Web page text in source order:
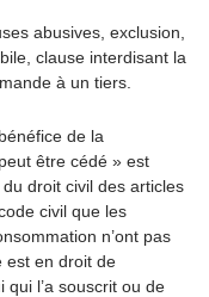
abusives, exclusion,
clause interdisant la
à un tiers.
de la
être cédé » est
droit civil des articles
civil que les
n’ont pas
est en droit de
qui l’a souscrit ou de